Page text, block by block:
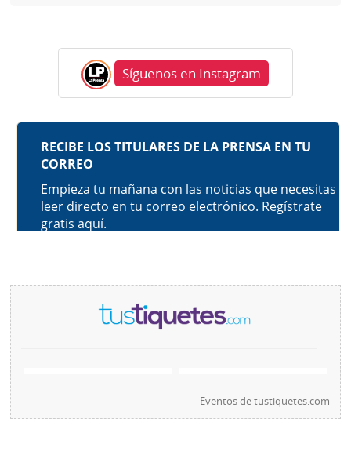
Síguenos en Instagram
Eventos detustiquetes.com